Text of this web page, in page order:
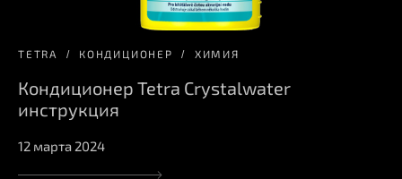
TETRA КОНДИЦИОНЕР ХИМИЯ
Кондиционер Tetra Crystalwater
инструкция
12 марта 2024